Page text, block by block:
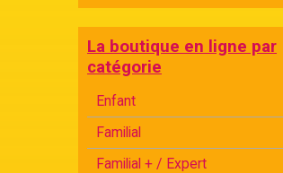
La boutique en ligne par
catégorie
Enfant
Familial
Familial + / Expert